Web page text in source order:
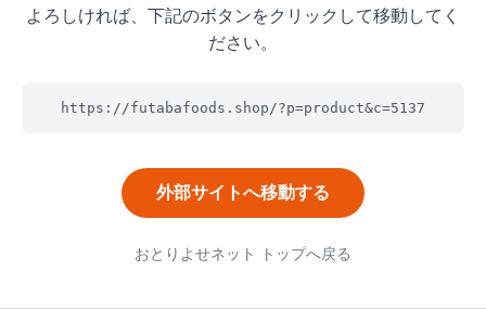
よろしければ、下記のボタンをクリックして移動してく
ださい。
https://futabafoods.shop/?p=product&c=5137
外部サイトへ移動する
おとりよせネット トップへ戻る